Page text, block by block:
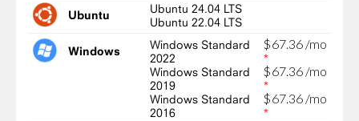
Ubuntu
Ubuntu 24.04 LTS
Ubuntu 22.04 LTS
Windows
Windows Standard
2022
$67.36 /mo
*
Windows Standard
2019
$67.36 /mo
*
Windows Standard
2016
$67.36 /mo
*